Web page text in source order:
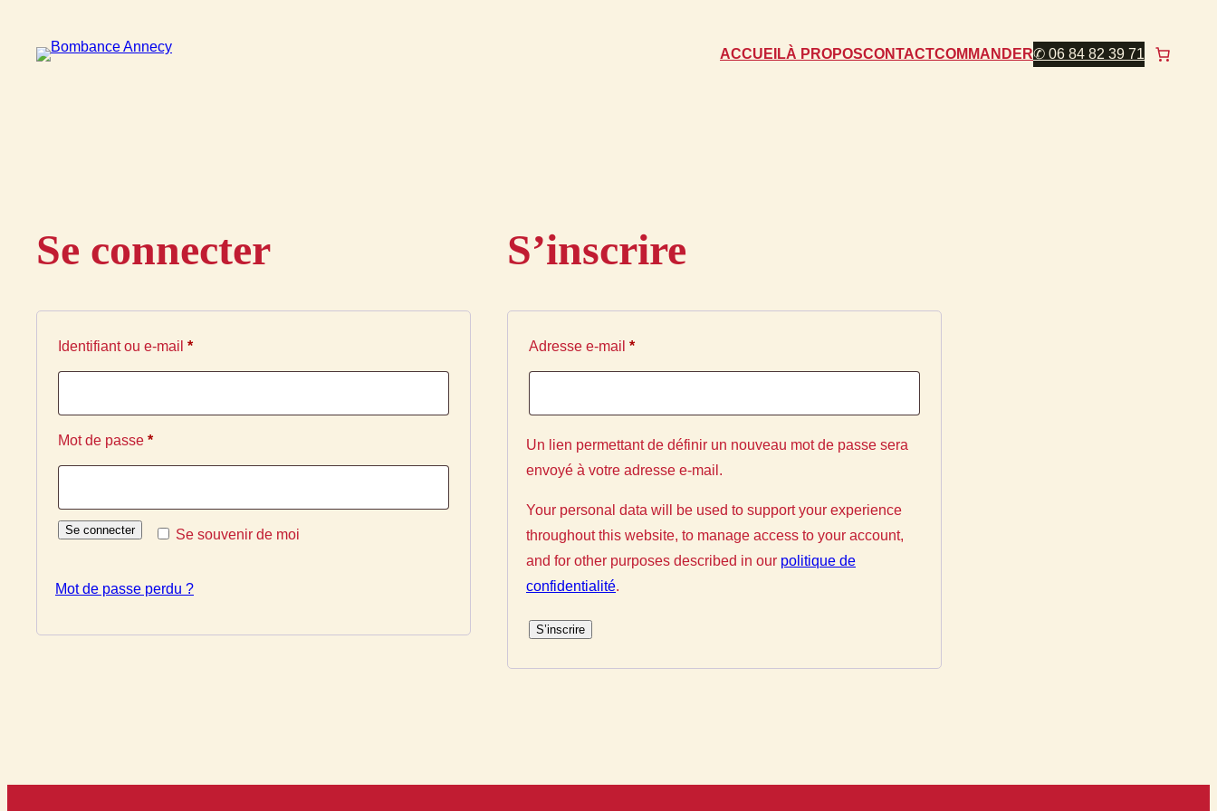
ACCUEILÀ PROPOSCONTACTCOMMANDER✆ 06 84 82 39 71
Se connecter
Identifiant ou e-mail *Obligatoire
Mot de passe *Obligatoire
Se souvenir de moi
Se connecter
Mot de passe perdu ?
S’inscrire
Adresse e-mail *Obligatoire
Un lien permettant de définir un nouveau mot de passe sera
envoyé à votre adresse e-mail.
Your personal data will be used to support your experience
throughout this website, to manage access to your account,
and for other purposes described in our politique de
confidentialité.
S’inscrire